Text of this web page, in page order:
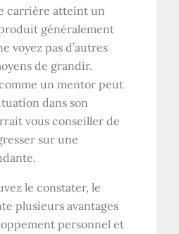
carrière atteint un
généralement
voyez pas d’autres
de grandir.
un mentor peut
dans son
vous conseiller de
sur une
le constater, le
plusieurs avantages
personnel et